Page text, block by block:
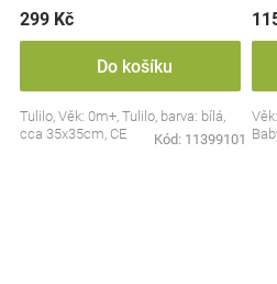
299 Kč
Do košíku
Tulilo, Věk: 0m+, Tulilo, barva: bílá,
cca 35x35cm, CE
Kód: 11399101